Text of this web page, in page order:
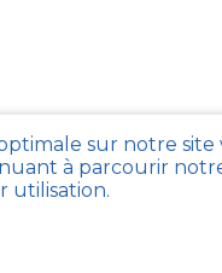
sur notre site
à parcourir
utilisation.